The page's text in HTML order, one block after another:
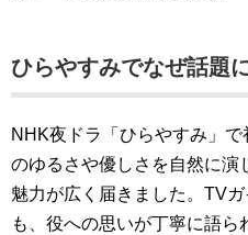
ひらやすみでなぜ話題
NHK夜ドラ「ひらやすみ」
のゆるさや優しさを自然に演
魅力が広く届きました。TV
も、役への思いが丁寧に語ら